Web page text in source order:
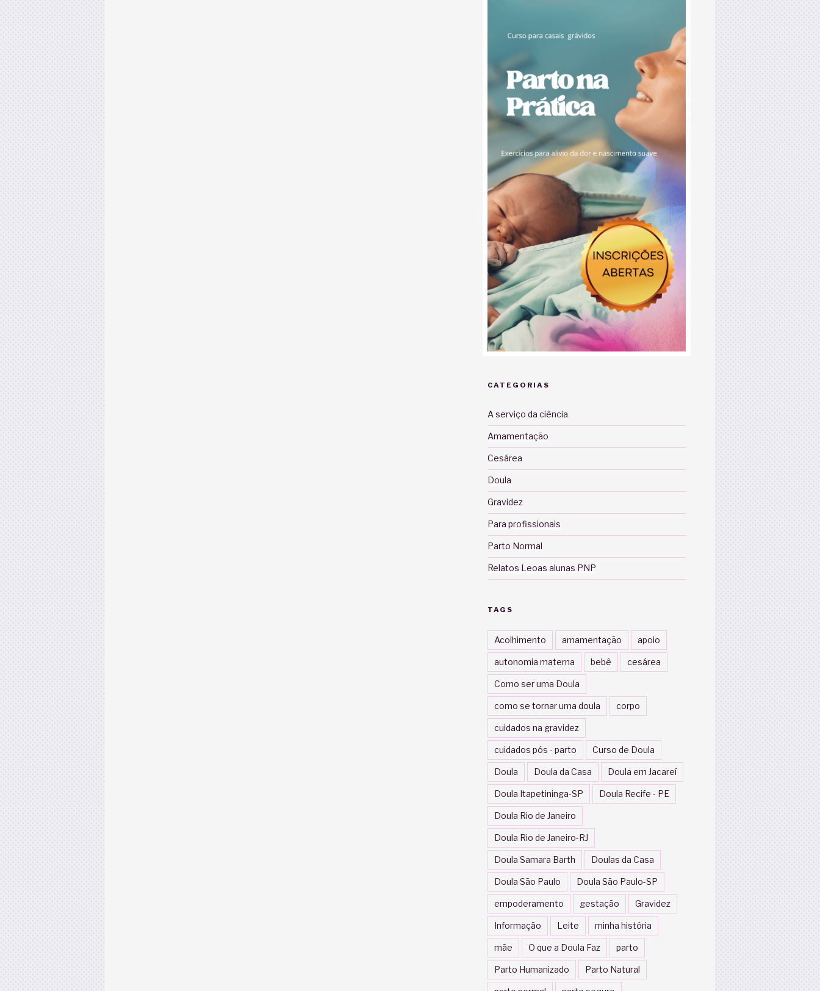
CATEGORIAS
A serviço da ciência
Amamentação
Cesárea
Doula
Gravidez
Para profissionais
Parto Normal
Relatos Leoas alunas PNP
TAGS
Acolhimento amamentação apoio
autonomia materna bebê cesárea
Como ser uma Doula
como se tornar uma doula corpo
cuidados na gravidez
cuidados pós - parto Curso de Doula
Doula Doula da Casa Doula em Jacareí
Doula Itapetininga-SP Doula Recife - PE
Doula Rio de Janeiro
Doula Rio de Janeiro-RJ
Doula Samara Barth Doulas da Casa
Doula São Paulo Doula São Paulo-SP
empoderamento gestação Gravidez
Informação Leite minha história
mãe O que a Doula Faz parto
Parto Humanizado Parto Natural